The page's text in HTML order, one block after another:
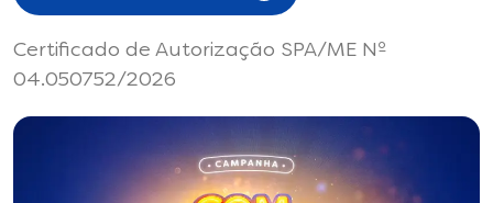
Certificado de Autorização SPA/ME Nº
04.050752/2026